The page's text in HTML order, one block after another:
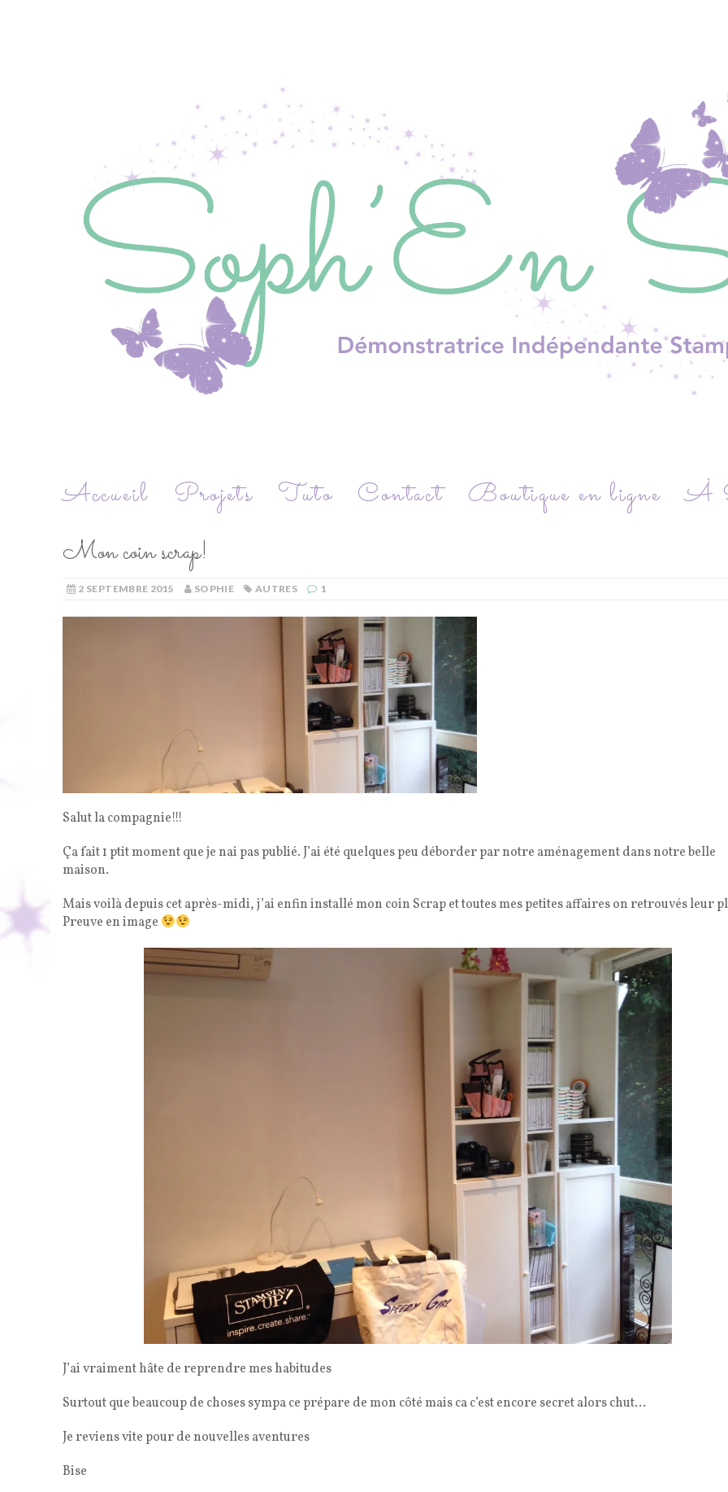
Accueil Projets Tuto Contact Boutique en ligne
À
Mon coin scrap!
2 SEPTEMBRE 2015 SOPHIE AUTRES 1
Salut la compagnie!!!
Ça fait 1 ptit moment que je nai pas publié. J’ai été quelques peu déborder par notre aménagement dans notre belle
maison.
Mais voilà depuis cet après-midi, j’ai enfin installé mon coin Scrap et toutes mes petites affaires on retrouvés leur
Preuve en image
J’ai vraiment hâte de reprendre mes habitudes
Surtout que beaucoup de choses sympa ce prépare de mon côté mais ca c’est encore secret alors chut…
Je reviens vite pour de nouvelles aventures
Bise